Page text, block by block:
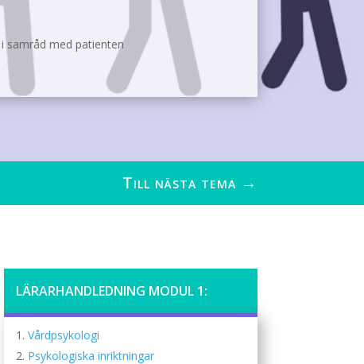
samråd med patienten
Till nästa tema →
LÄRARHANDLEDNING MODUL 1:
Vårdpsykologi
Psykologiska inriktningar